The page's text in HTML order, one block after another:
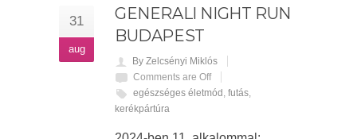
31
aug
GENERALI NIGHT RUN
BUDAPEST
By Zelcsényi Miklós
Comments are Off
egészséges életmód , futás,
kerékpártúra